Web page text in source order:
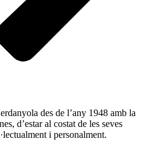
des de l’any 1948 amb la
d’estar al costat de les seves
i personalment.